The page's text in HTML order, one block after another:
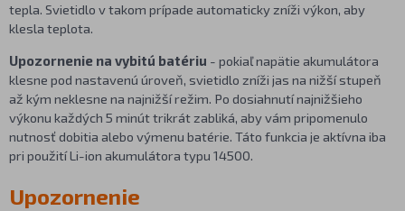
tepla. Svietidlo v takom prípade automaticky zníži výkon, aby
klesla teplota.
Upozornenie na vybitú batériu - pokiaľ napätie akumulátora
klesne pod nastavenú úroveň, svietidlo zníži jas na nižší stupeň
až kým neklesne na najnižší režim. Po dosiahnutí najnižšieho
výkonu každých 5 minút trikrát zabliká, aby vám pripomenulo
nutnosť dobitia alebo výmenu batérie. Táto funkcia je aktívna iba
pri použití Li-ion akumulátora typu 14500.
Upozornenie